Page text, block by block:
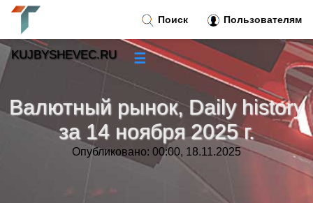
Валютный рынок, Daily history
за 14 ноября 2025 г.
Опубликовано: 00:00, 18.11.2025
Поиск Пользователям
KUJBYSHEVEC.RU ☰
»
Тренды новостей »
»